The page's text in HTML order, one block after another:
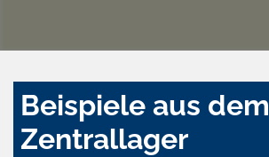
Beispiele aus dem
Zentrallager